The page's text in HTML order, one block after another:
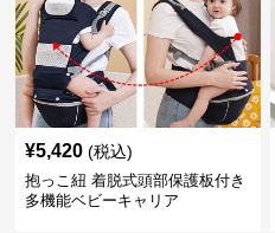
¥5,420 (税込)
抱っこ紐 着脱式頭部保護板付き
多機能ベビーキャリア